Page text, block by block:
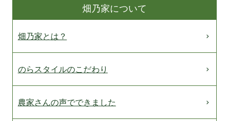
畑乃家について
畑乃家とは？
のらスタイルのこだわり
農家さんの声でできました